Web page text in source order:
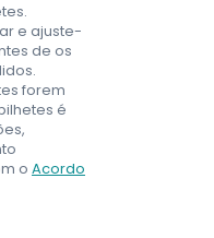
e ajuste-
de os
forem
é
o Acordo